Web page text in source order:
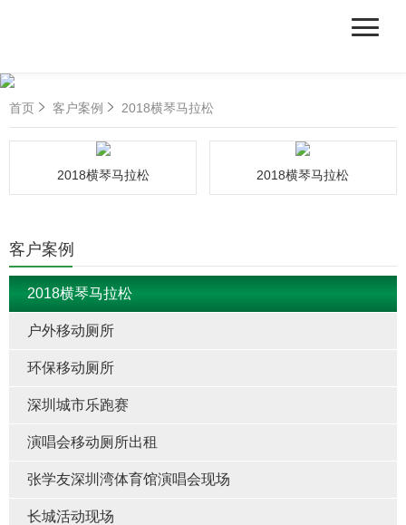
客户案例
2018横琴马拉松
户外移动厕所
环保移动厕所
深圳城市乐跑赛
演唱会移动厕所出租
张学友深圳湾体育馆演唱会现场
长城活动现场
首页 客户案例 2018横琴马拉松
2018横琴马拉松 2018横琴马拉松